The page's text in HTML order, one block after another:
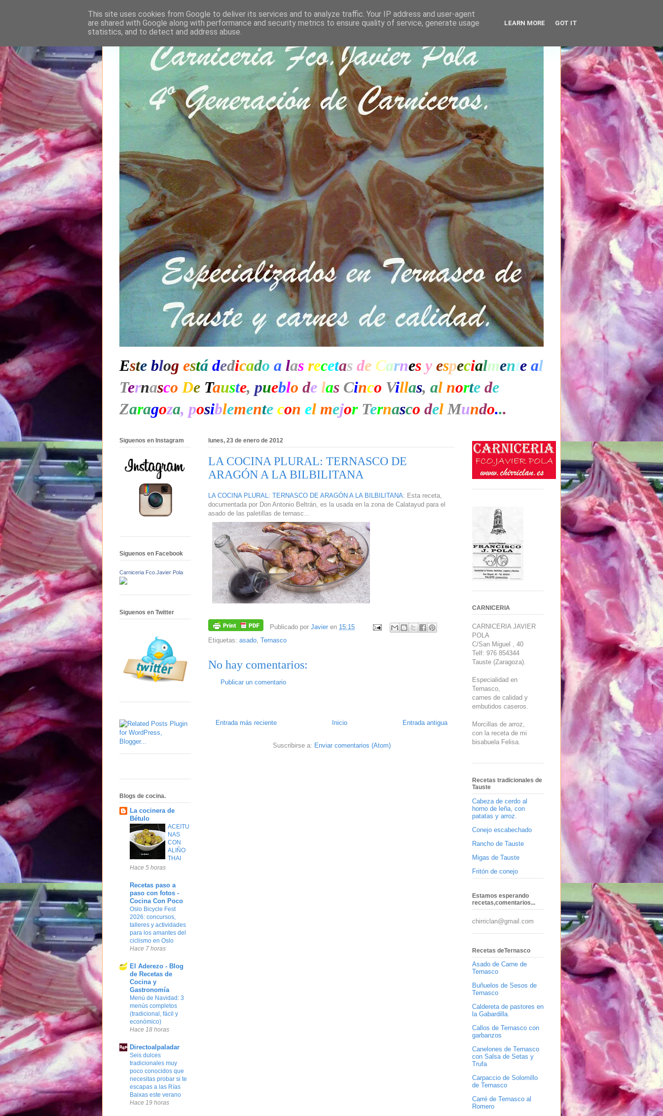
Este blog está dedicado a las recetas de Carnes y especialmente al
Ternasco De Tauste, pueblo de las Cinco Villas, al norte de
Zaragoza, posiblemente con el mejor Ternasco del Mundo...
lunes, 23 de enero de 2012
LA COCINA PLURAL: TERNASCO DE
ARAGÓN A LA BILBILITANA
LA COCINA PLURAL: TERNASCO DE ARAGÓN A LA BILBILITANA: Esta receta,
documentada por Don Antonio Beltrán, es la usada en la zona de Calatayud para el
asado de las paletillas de ternasc...
Publicado por Javier en 15:15
Etiquetas: asado Ternasco
No hay comentarios:
Publicar un comentario
Entrada más reciente Entrada antigua
Inicio
Suscribirse a: Enviar comentarios (Atom)
Siguenos en Instagram
Siguenos en Facebook
Carniceria Fco.Javier Pola
Siguenos en Twitter
Blogs de cocina.
La cocinera de
Bétulo
ACEITU
NAS
CON
ALIÑO
THAI
Hace 5 horas
Recetas paso a
paso con fotos -
Cocina Con Poco
Oslo Bicycle Fest
2026: concursos,
talleres y actividades
para los amantes del
ciclismo en Oslo
Hace 7 horas
El Aderezo - Blog
de Recetas de
Cocina y
Gastronomía
Menú de Navidad: 3
menús completos
(tradicional, fácil y
económico)
Hace 18 horas
Directoalpaladar
Seis dulces
tradicionales muy
poco conocidos que
necesitas probar si te
escapas a las Rías
Baixas este verano
Hace 19 horas
CARNICERIA
CARNICERIA JAVIER
POLA
C/San Miguel , 40
Telf: 976 854344
Tauste (Zaragoza).
Especialidad en
Ternasco,
carnes de calidad y
embutidos caseros.
Morcillas de arroz,
con la receta de mi
bisabuela Felisa.
Recetas tradicionales de
Tauste
Cabeza de cerdo al
horno de leña, con
patatas y arroz.
Conejo escabechado
Rancho de Tauste
Migas de Tauste
Fritón de conejo
Estamos esperando
recetas,comentarios...
chirriclan@gmail.com
Recetas deTernasco
Asado de Carne de
Ternasco
Buñuelos de Sesos de
Ternasco
Caldereta de pastores en
la Gabardilla.
Callos de Ternasco con
garbanzos
Canelones de Ternasco
con Salsa de Setas y
Trufa
Carpaccio de Solomillo
de Ternasco
Carré de Ternasco al
Romero
This site uses cookies from Google to deliver its services and to analyze traffic. Your IP address and user-agent
are shared with Google along with performance and security metrics to ensure quality of service, generate usage
statistics, and to detect and address abuse.
LEARN MORE GOT IT